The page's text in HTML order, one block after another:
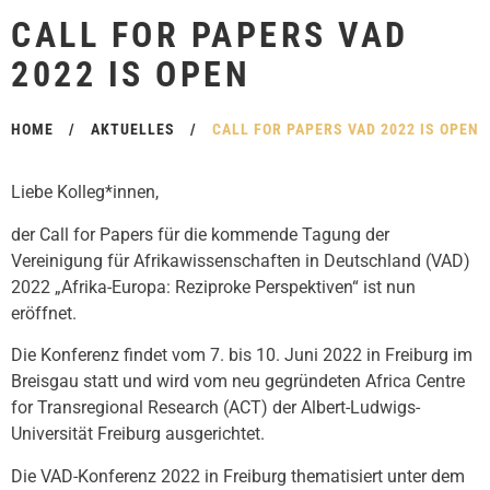
CALL FOR PAPERS VAD
2022 IS OPEN
HOME / AKTUELLES / CALL FOR PAPERS VAD 2022 IS OPEN
Liebe Kolleg*innen,
der Call for Papers für die kommende Tagung der
Vereinigung für Afrikawissenschaften in Deutschland (VAD)
2022 „Afrika-Europa: Reziproke Perspektiven“ ist nun
eröffnet.
Die Konferenz findet vom 7. bis 10. Juni 2022 in Freiburg im
Breisgau statt und wird vom neu gegründeten Africa Centre
for Transregional Research (ACT) der Albert-Ludwigs-
Universität Freiburg ausgerichtet.
Die VAD-Konferenz 2022 in Freiburg thematisiert unter dem